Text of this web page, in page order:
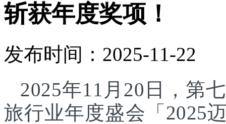
斩获年度奖项！
发布时间：2025-11-22
2025年11月20日，第
旅行业年度盛会「2025